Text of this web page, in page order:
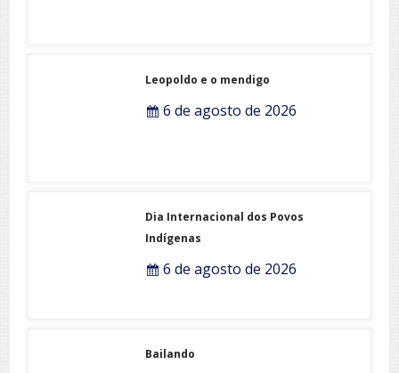
Leopoldo e o mendigo
6 de agosto de 2026
Dia Internacional dos Povos
Indígenas
6 de agosto de 2026
Bailando